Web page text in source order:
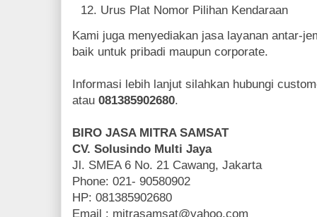
Urus Plat Nomor Pilihan Kendaraan
Kami juga menyediakan jasa layanan antar-
baik untuk pribadi maupun corporate.
Informasi lebih lanjut silahkan hubungi
atau 081385902680.
BIRO JASA MITRA SAMSAT
CV. Solusindo Multi Jaya
Jl. SMEA 6 No. 21 Cawang, Jakarta
Phone: 021- 90580902
HP: 081385902680
Email : mitrasamsat@yahoo.com